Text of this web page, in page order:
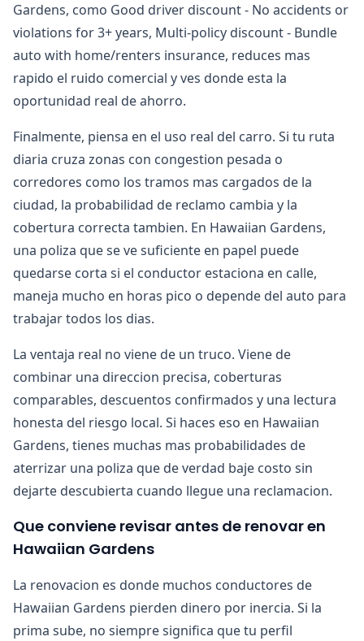
Gardens, como Good driver discount - No accidents or
violations for 3+ years, Multi-policy discount - Bundle
auto with home/renters insurance, reduces mas
rapido el ruido comercial y ves donde esta la
oportunidad real de ahorro.
Finalmente, piensa en el uso real del carro. Si tu ruta
diaria cruza zonas con congestion pesada o
corredores como los tramos mas cargados de la
ciudad, la probabilidad de reclamo cambia y la
cobertura correcta tambien. En Hawaiian Gardens,
una poliza que se ve suficiente en papel puede
quedarse corta si el conductor estaciona en calle,
maneja mucho en horas pico o depende del auto para
trabajar todos los dias.
La ventaja real no viene de un truco. Viene de
combinar una direccion precisa, coberturas
comparables, descuentos confirmados y una lectura
honesta del riesgo local. Si haces eso en Hawaiian
Gardens, tienes muchas mas probabilidades de
aterrizar una poliza que de verdad baje costo sin
dejarte descubierta cuando llegue una reclamacion.
Que conviene revisar antes de renovar en
Hawaiian Gardens
La renovacion es donde muchos conductores de
Hawaiian Gardens pierden dinero por inercia. Si la
prima sube, no siempre significa que tu perfil